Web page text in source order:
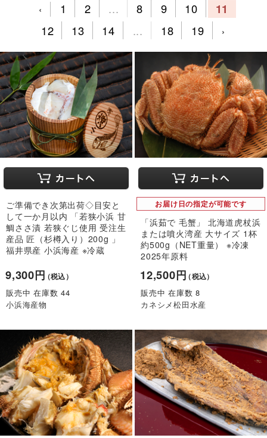
‹ 1 2 ... 8 9 10 11
12 13 14 ... 18 19 ›
ご準備でき次第出荷◇目安と
して一か月以内 「若狭小浜 甘
鯛ささ漬 若狭ぐじ使用 受注生
産品 匠（杉樽入り）200g 」
福井県産 小浜海産 ※冷蔵
9,300円（税込）
販売中 在庫数 44
小浜海産物
お届け日の指定が可能です
「浜茹で 毛蟹」 北海道虎杖浜
または噴火湾産 大サイズ 1杯
約500g（NET重量） ※冷凍
2025年原料
12,500円（税込）
販売中 在庫数 8
カネシメ松田水産